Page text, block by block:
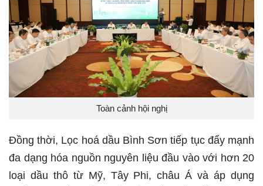
Toàn cảnh hội nghị
Đồng thời, Lọc hoá dầu Bình Sơn tiếp tục đẩy mạnh
đa dạng hóa nguồn nguyên liệu đầu vào với hơn 20
loại dầu thô từ Mỹ, Tây Phi, châu Á và áp dụng